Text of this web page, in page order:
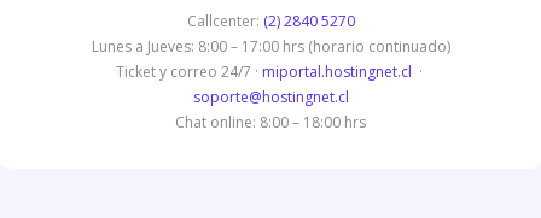
Callcenter: (2) 2840 5270
Lunes a Jueves: 8:00 – 17:00 hrs (horario continuado)
Ticket y correo 24/7 · miportal.hostingnet.cl ·
soporte@hostingnet.cl
Chat online: 8:00 – 18:00 hrs